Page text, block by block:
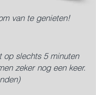
van te genieten!
op slechts 5 minuten
zeker nog een keer.